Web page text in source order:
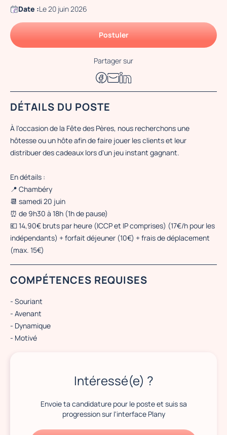
Date :Le 20 juin 2026
Postuler
Partager sur
DÉTAILS DU POSTE
À l'occasion de la Fête des Pères, nous recherchons une
hôtesse ou un hôte afin de faire jouer les clients et leur
distribuer des cadeaux lors d'un jeu instant gagnant.
En détails :
📍 Chambéry
📆 samedi 20 juin
⏰ de 9h30 à 18h (1h de pause)
💶 14,90€ bruts par heure (ICCP et IP comprises) (17€/h pour les
indépendants) + forfait déjeuner (10€) + frais de déplacement
(max. 15€)
COMPÉTENCES REQUISES
- Souriant
- Avenant
- Dynamique
- Motivé
Intéressé(e) ?
Envoie ta candidature pour le poste et suis sa
progression sur l'interface Plany